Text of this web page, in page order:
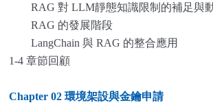
RAG 對 LLM靜態知識限制的補足與
RAG 的發展階段
LangChain 與 RAG 的整合應用
1-4 章節回顧
Chapter 02 環境架設與金鑰申請